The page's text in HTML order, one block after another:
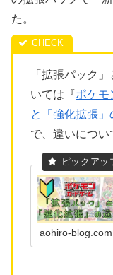
た。
「拡張パック
いては『ポケモ
と「強化拡張」
で、違いについ
aohiro-blog.com